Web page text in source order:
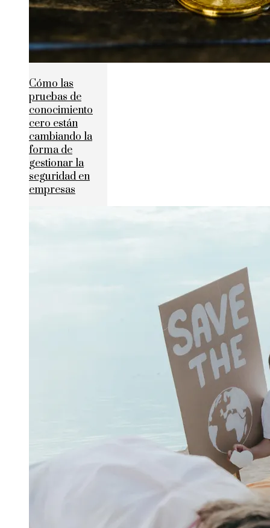
Cómo las
pruebas de
conocimiento
cero están
cambiando la
forma de
gestionar la
seguridad en
empresas